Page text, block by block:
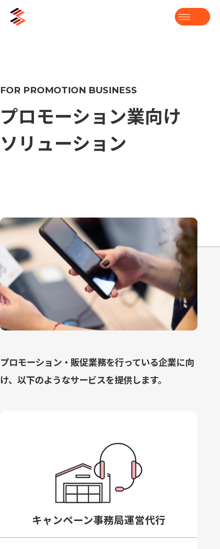
FOR PROMOTION BUSINESS
プロモーション業向け
ソリューション
プロモーション・販促業務を行っている企業に向
け、以下のようなサービスを提供します。
キャンペーン事務局運営代行